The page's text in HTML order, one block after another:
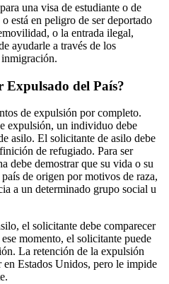
una visa de estudiante o de
está en peligro de ser deportado
o la entrada ilegal,
ayudarle a través de los
Expulsado del País?
de expulsión por completo.
expulsión, un individuo debe
asilo. El solicitante de asilo debe
de refugiado. Para ser
debe demostrar que su vida o su
de origen por motivos de raza,
a un determinado grupo social u
el solicitante debe comparecer
momento, el solicitante puede
La retención de la expulsión
en Estados Unidos, pero le impide